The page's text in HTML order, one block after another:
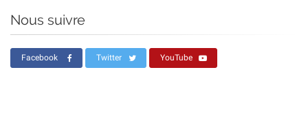
Nous suivre
Facebook Twitter YouTube